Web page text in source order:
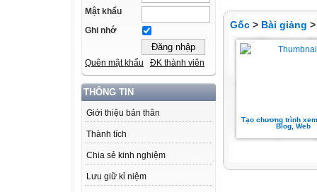
Mật khẩu
Ghi nhớ
Quên mật khẩu ĐK thành viên
THÔNG TIN
Giới thiệu bản thân
Thành tích
Chia sẻ kinh nghiệm
Lưu giữ kỉ niệm
Gốc > Bài giảng
Tạo chương trình
Blog, Web